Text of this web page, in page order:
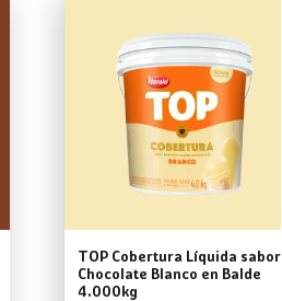
TOP Cobertura Líquida sabor
Chocolate Blanco en Balde
4.000kg